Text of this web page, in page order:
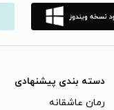
دسته بندی پیشنهادی
رمان عاشقانه